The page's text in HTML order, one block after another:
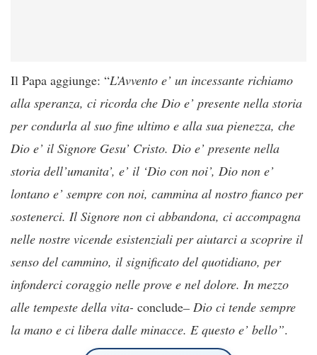
Il Papa aggiunge: “L’Avvento e’ un incessante richiamo
alla speranza, ci ricorda che Dio e’ presente nella storia
per condurla al suo fine ultimo e alla sua pienezza, che
Dio e’ il Signore Gesu’ Cristo. Dio e’ presente nella
storia dell’umanita’, e’ il ‘Dio con noi’, Dio non e’
lontano e’ sempre con noi, cammina al nostro fianco per
sostenerci. Il Signore non ci abbandona, ci accompagna
nelle nostre vicende esistenziali per aiutarci a scoprire il
senso del cammino, il significato del quotidiano, per
infonderci coraggio nelle prove e nel dolore. In mezzo
alle tempeste della vita- conclude– Dio ci tende sempre
la mano e ci libera dalle minacce. E questo e’ bello”.